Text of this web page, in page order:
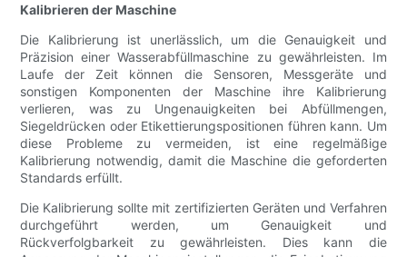
Kalibrieren der Maschine
Die Kalibrierung ist unerlässlich, um die Genauigkeit und
Präzision einer Wasserabfüllmaschine zu gewährleisten. Im
Laufe der Zeit können die Sensoren, Messgeräte und
sonstigen Komponenten der Maschine ihre Kalibrierung
verlieren, was zu Ungenauigkeiten bei Abfüllmengen,
Siegeldrücken oder Etikettierungspositionen führen kann. Um
diese Probleme zu vermeiden, ist eine regelmäßige
Kalibrierung notwendig, damit die Maschine die geforderten
Standards erfüllt.
Die Kalibrierung sollte mit zertifizierten Geräten und Verfahren
durchgeführt werden, um Genauigkeit und
Rückverfolgbarkeit zu gewährleisten. Dies kann die